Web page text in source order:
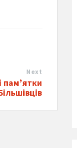
Next
пам’ятки